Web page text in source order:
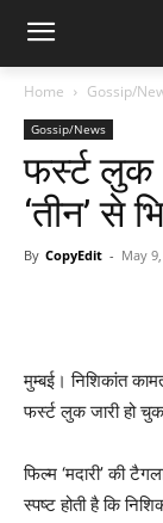
Home Gossip/
Gossip/News
फर्स्‍ट लुक :
‘तीन’ से
By CopyEdit - May
मुम्‍बई। निशिकांत
फर्स्‍ट लुक जारी हो
फिल्‍म ‘मदारी’ की
स्‍पष्‍ट होती है कि